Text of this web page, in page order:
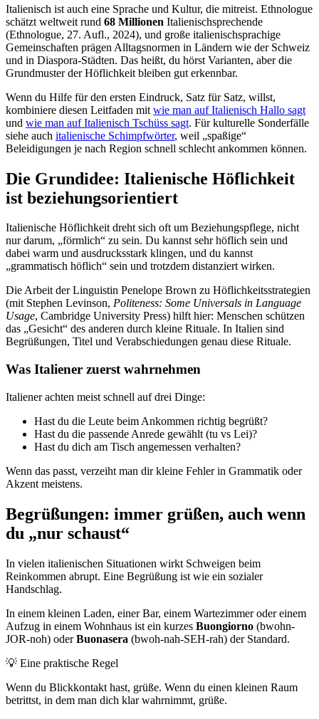
Italienisch ist auch eine Sprache und Kultur, die mitreist. Ethnologue
schätzt weltweit rund 68 Millionen Italienischsprechende
(Ethnologue, 27. Aufl., 2024), und große italienischsprachige
Gemeinschaften prägen Alltagsnormen in Ländern wie der Schweiz
und in Diaspora-Städten. Das heißt, du hörst Varianten, aber die
Grundmuster der Höflichkeit bleiben gut erkennbar.
Wenn du Hilfe für den ersten Eindruck, Satz für Satz, willst,
kombiniere diesen Leitfaden mit wie man auf Italienisch Hallo sagt
und wie man auf Italienisch Tschüss sagt. Für kulturelle Sonderfälle
siehe auch italienische Schimpfwörter, weil „spaßige“
Beleidigungen je nach Region schnell schlecht ankommen können.
Die Grundidee: Italienische Höflichkeit
ist beziehungsorientiert
Italienische Höflichkeit dreht sich oft um Beziehungspflege, nicht
nur darum, „förmlich“ zu sein. Du kannst sehr höflich sein und
dabei warm und ausdrucksstark klingen, und du kannst
„grammatisch höflich“ sein und trotzdem distanziert wirken.
Die Arbeit der Linguistin Penelope Brown zu Höflichkeitsstrategien
(mit Stephen Levinson, Politeness: Some Universals in Language
Usage, Cambridge University Press) hilft hier: Menschen schützen
das „Gesicht“ des anderen durch kleine Rituale. In Italien sind
Begrüßungen, Titel und Verabschiedungen genau diese Rituale.
Was Italiener zuerst wahrnehmen
Italiener achten meist schnell auf drei Dinge:
Hast du die Leute beim Ankommen richtig begrüßt?
Hast du die passende Anrede gewählt (tu vs Lei)?
Hast du dich am Tisch angemessen verhalten?
Wenn das passt, verzeiht man dir kleine Fehler in Grammatik oder
Akzent meistens.
Begrüßungen: immer grüßen, auch wenn
du „nur schaust“
In vielen italienischen Situationen wirkt Schweigen beim
Reinkommen abrupt. Eine Begrüßung ist wie ein sozialer
Handschlag.
In einem kleinen Laden, einer Bar, einem Wartezimmer oder einem
Aufzug in einem Wohnhaus ist ein kurzes Buongiorno (bwohn-
JOR-noh) oderBuonasera (bwoh-nah-SEH-rah) der Standard.
💡 Eine praktische Regel
Wenn du Blickkontakt hast, grüße. Wenn du einen kleinen Raum
betrittst, in dem man dich klar wahrnimmt, grüße.